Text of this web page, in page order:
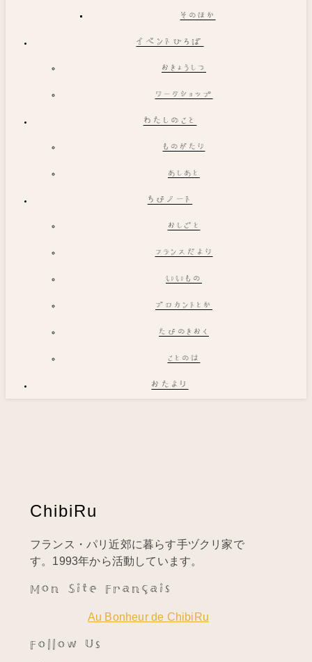
そのほか
イベントひろば
おきょうしつ
ワークショップ
わたしのこと
ものがたり
あしあと
ちびノート
おしごと
フランスだより
いいもの
ブロカントとか
たびのきおく
ことのは
おたより
ChibiRu
フランス・パリ近郊に暮らす手ヅクリ家で
す。1993年から活動しています。
Mon Site Français
Au Bonheur de ChibiRu
Follow Us